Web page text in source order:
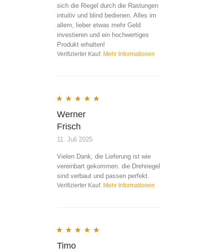
sich die Riegel durch die Rastungen
intuitiv und blind bedienen. Alles im
allem, lieber etwas mehr Geld
investieren und ein hochwertiges
Produkt erhalten!
Verifizierter Kauf. Mehr Informationen
Bewertet mit
Werner
Frisch
11. Juli 2025
Vielen Dank, die Lieferung ist wie
vereinbart gekommen. die Drehriegel
sind verbaut und passen perfekt.
Verifizierter Kauf. Mehr Informationen
Bewertet mit
Timo